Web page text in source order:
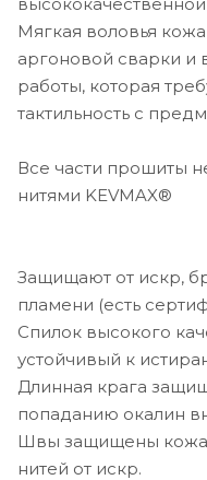
Мягкая воловья
аргоновой сварки и
работы, которая
тактильность с
Все части прошиты
нитями KEVMAX®
Защищают от искр,
пламени (есть
Спилок высокого
устойчивый к
Длинная крага
попаданию окалин
Швы защищены
нитей от искр.